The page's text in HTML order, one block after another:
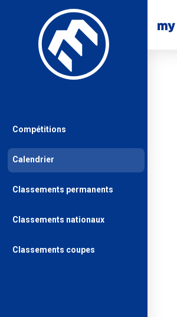
Compétitions
Calendrier
Classements permanents
Classements nationaux
Classements coupes